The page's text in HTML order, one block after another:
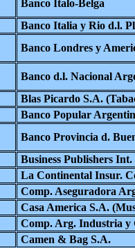
Banco Italo-Belga
Banco Italia y Rio d.l.
Banco Londres y
Banco d.l. Nacional
Blas Picardo S.A.
Banco Popular
Banco Provincia d.
Business Publishers Int.
La Continental Insur.
Comp. Aseguradora
Casa America S.A.
Comp. Arg. Industria y
Camen & Bag S.A.